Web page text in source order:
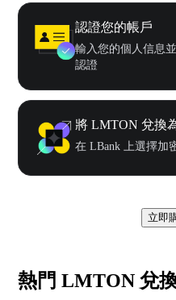
認證您的帳戶
輸入您的個人信息
認證
將 LMTON 兌換
在 LBank 上選擇加
立即
熱門 LMTON 兌